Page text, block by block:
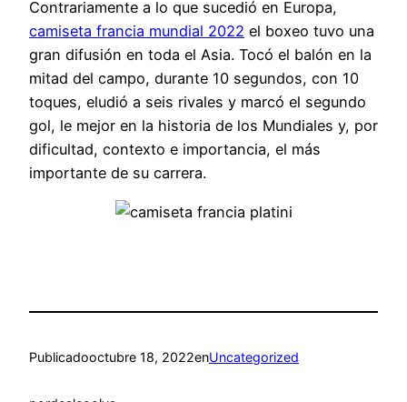
Contrariamente a lo que sucedió en Europa,
camiseta francia mundial 2022 el boxeo tuvo una
gran difusión en toda el Asia. Tocó el balón en la
mitad del campo, durante 10 segundos, con 10
toques, eludió a seis rivales y marcó el segundo
gol, le mejor en la historia de los Mundiales y, por
dificultad, contexto e importancia, el más
importante de su carrera.
Publicadooctubre 18, 2022enUncategorized